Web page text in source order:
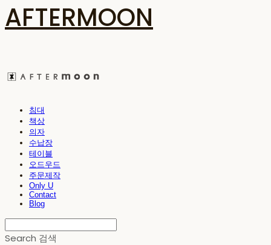
AFTERMOON
침대
책상
의자
수납장
테이블
오드우드
주문제작
Only U
Contact
Blog
Search 검색